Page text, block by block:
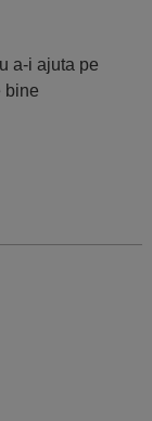
a-i ajuta pe
bine